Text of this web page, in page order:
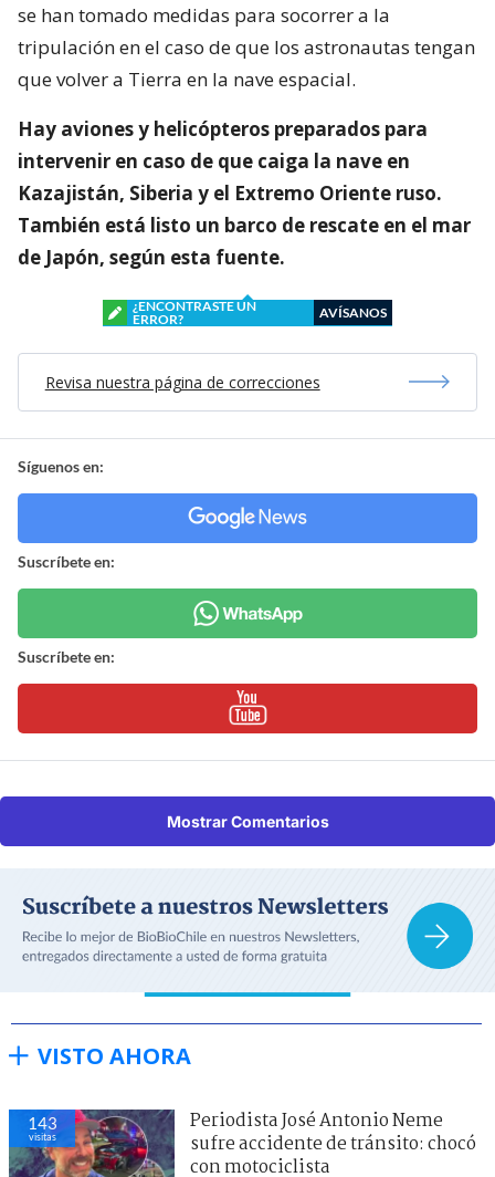
se han tomado medidas para socorrer a la
tripulación en el caso de que los astronautas tengan
que volver a Tierra en la nave espacial.
Hay aviones y helicópteros preparados para
intervenir en caso de que caiga la nave en
Kazajistán, Siberia y el Extremo Oriente ruso.
También está listo un barco de rescate en el mar
de Japón, según esta fuente.
¿ENCONTRASTE UN
ERROR?
AVÍSANOS
Revisa nuestra página de correcciones
Síguenos en:
Suscríbete en:
Suscríbete en:
Mostrar Comentarios
VISTO AHORA
143
visitas
Periodista José Antonio Neme
sufre accidente de tránsito: chocó
con motociclista